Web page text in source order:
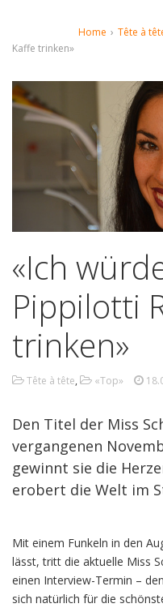
Home › Tête à
Kaffe trinken»
«Ich
Pippilotti
trinken»
Tête à tête, «Top»
Den Titel der Miss
vergangenen
gewinnt sie die
erobert die Welt im
Mit einem Funkeln in den
lässt, tritt die aktuelle Miss
einen Interview-Termin –
sich natürlich für die